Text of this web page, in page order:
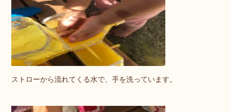
ストローから流れてくる水で、手を洗っています。